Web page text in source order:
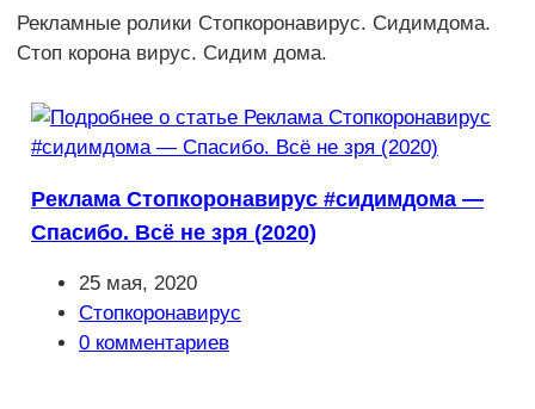
Рекламные ролики Стопкоронавирус. Сидимдома.
Стоп корона вирус. Сидим дома.
Реклама Стопкоронавирус #сидимдома —
Спасибо. Всё не зря (2020)
Запись
опубликована:
25 мая, 2020
Рубрика
записи:
Стопкоронавирус
Комментарии
0 комментариев